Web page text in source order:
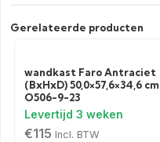
Gerelateerde producten
wandkast Faro Antraciet
(BxHxD) 50,0×57,6×34,6 cm
O506-9-23
€115 Incl. BTW